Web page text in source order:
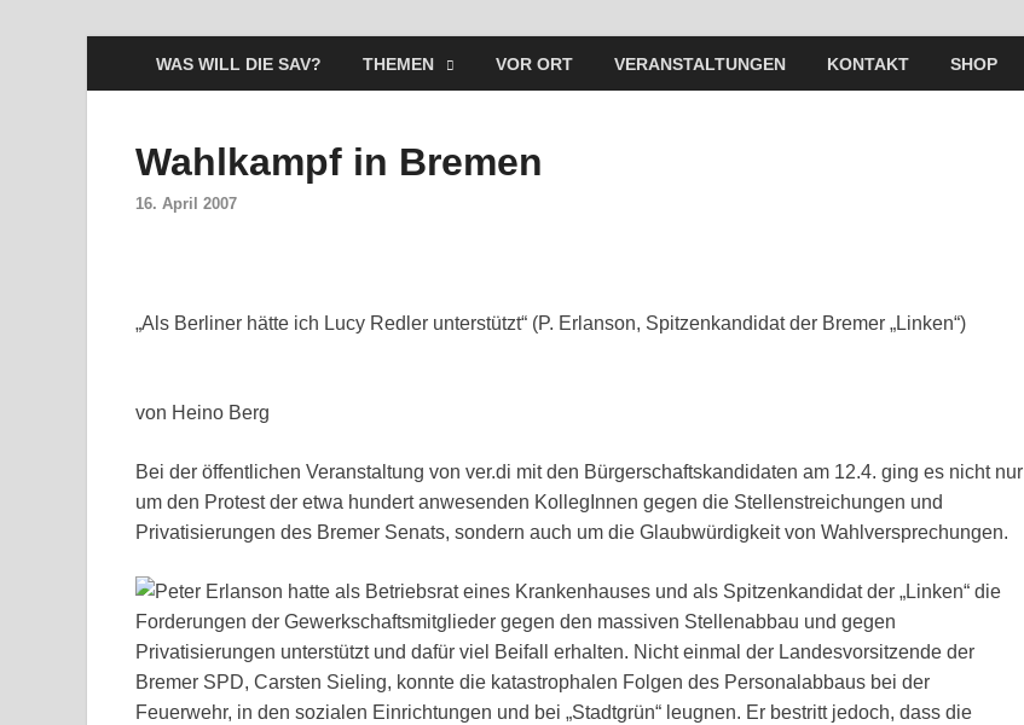
WAS WILL DIE SAV? THEMEN VOR ORT VERANSTALTUNGEN KONTAKT SHOP
Wahlkampf in Bremen
16. April 2007
„Als Berliner hätte ich Lucy Redler unterstützt“ (P. Erlanson, Spitzenkandidat der Bremer „Linken“)
von Heino Berg
Bei der öffentlichen Veranstaltung von ver.di mit den Bürgerschaftskandidaten am 12.4. ging es nicht nur
um den Protest der etwa hundert anwesenden KollegInnen gegen die Stellenstreichungen und
Privatisierungen des Bremer Senats, sondern auch um die Glaubwürdigkeit von Wahlversprechungen.
Peter Erlanson hatte als Betriebsrat eines Krankenhauses und als Spitzenkandidat der „Linken“ die
Forderungen der Gewerkschaftsmitglieder gegen den massiven Stellenabbau und gegen
Privatisierungen unterstützt und dafür viel Beifall erhalten. Nicht einmal der Landesvorsitzende der
Bremer SPD, Carsten Sieling, konnte die katastrophalen Folgen des Personalabbaus bei der
Feuerwehr, in den sozialen Einrichtungen und bei „Stadtgrün“ leugnen. Er bestritt jedoch, dass die